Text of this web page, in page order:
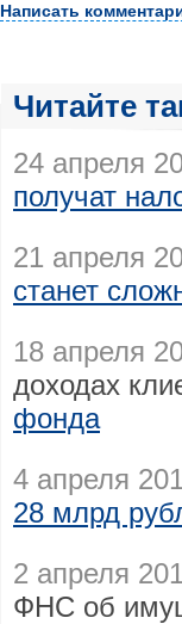
Написать
Читайте
24 апреля
получат
21 апреля
станет
18 апреля
доходах
фонда
4 апреля
28 млрд
2 апреля
ФНС об